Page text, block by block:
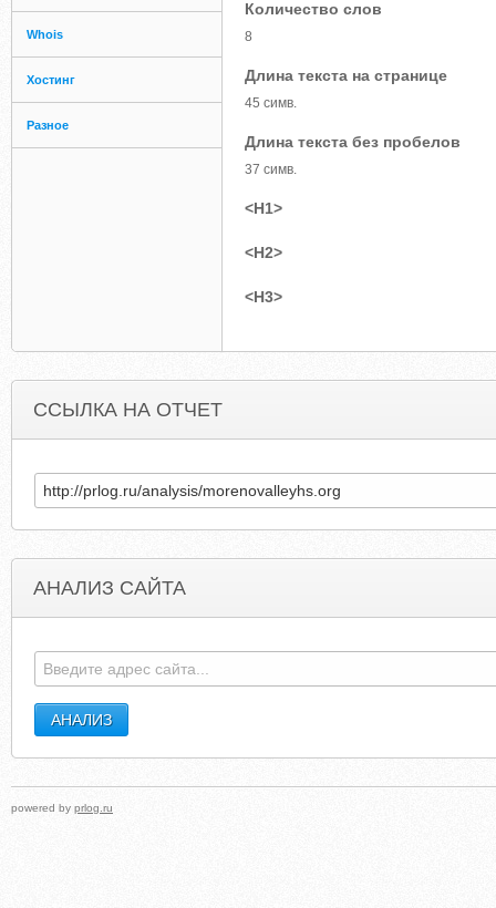
Whois
Хостинг
Разное
Количество слов
8
Длина текста на странице
45 симв.
Длина текста без пробелов
37 симв.
<H1>
<H2>
<H3>
ССЫЛКА НА ОТЧЕТ
АНАЛИЗ САЙТА
powered by prlog.ru